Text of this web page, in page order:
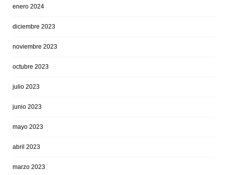
enero 2024
diciembre 2023
noviembre 2023
octubre 2023
julio 2023
junio 2023
mayo 2023
abril 2023
marzo 2023